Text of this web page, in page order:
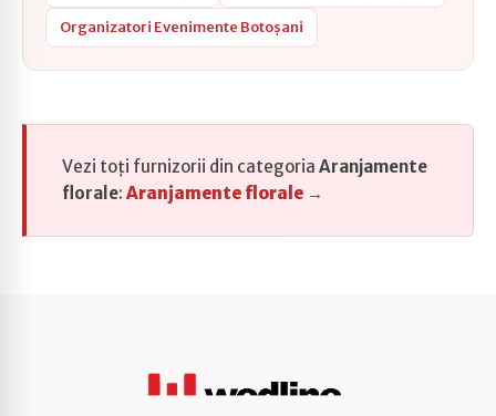
Organizatori Evenimente Botoșani
Vezi toți furnizorii din categoria Aranjamente
florale: Aranjamente florale →